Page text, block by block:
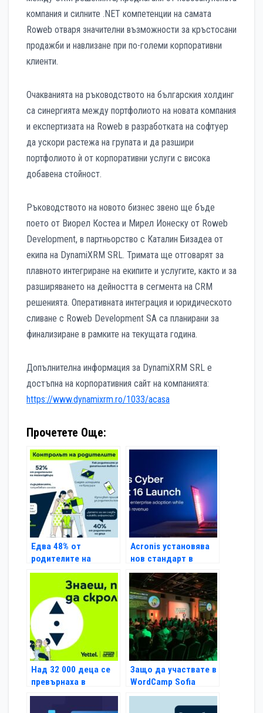
компания и силните .NET компетенции на самата
Roweb отваря значителни възможности за кръстосани
продажби и навлизане при по-големи корпоративни
клиенти.
Очакванията на ръководството на българския холдинг
са синергията между портфолиото на новата компания
и експертизата на Roweb в разработката на софтуер
да ускори растежа на групата и да разшири
портфолиото ѝ от корпоративни услуги с висока
добавена стойност.
Ръководството на новото бизнес звено ще бъде
поето от Виорел Костеа и Мирел Ионеску от Roweb
Development, в партньорство с Каталин Бизадеа от
екипа на DynamiXRM SRL. Тримата ще отговарят за
плавното интегриране на екипите и услугите, както и за
разширяването на дейността в сегмента на CRM
решенията. Оперативната интеграция и юридическото
сливане с Roweb Development SA са планирани за
финализиране в рамките на текущата година.
Допълнителна информация за DynamiXRM SRL е
достъпна на корпоративния сайт на компанията:
https://www.dynamixrm.ro/1033/acasa
Прочетете Още:
Едва 48% от
родителите на
тийнейджъри
контролират
дигиталния живот на
децата си
Acronis установява
нов стандарт в
киберсигурността и
защита на данните с
пускането на пазара
на Acronis Cyber
Protect 16
Над 32 000 деца се
превърнаха в
дигитални скаути с
Защо да участвате в
WordCamp Sofia
2024?